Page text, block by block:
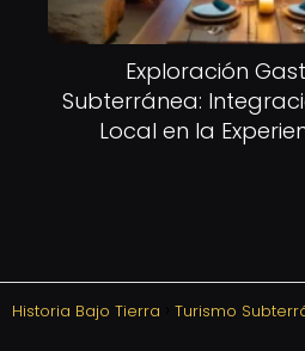
Exploración
Subterránea:
Local en la
Historia Bajo Tierra Turismo